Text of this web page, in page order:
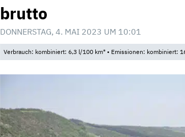
brutto
DONNERSTAG, 4. MAI 2023 UM 10:01
Verbrauch: kombiniert: 6,3 l/100 km* • Emissionen: kombiniert: